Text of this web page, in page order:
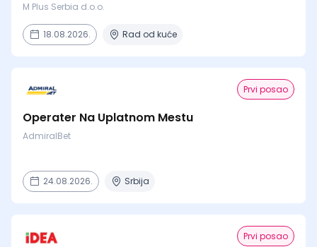
M Plus Serbia d.o.o.
18.08.2026. Rad od kuće
Prvi posao
Operater Na Uplatnom Mestu
AdmiralBet
24.08.2026. Srbija
Prvi posao